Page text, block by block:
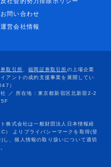
お問い合わせ
運営会社情報